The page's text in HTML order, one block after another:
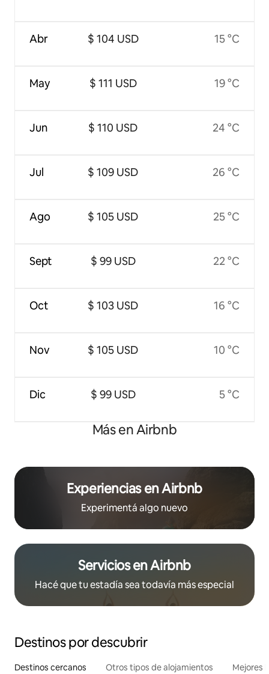
Abr
May
Jun
Jul
Ago
Sept
Oct
Nov
Dic
$ 104 USD
$ 111 USD
$ 110 USD
$ 109 USD
$ 105 USD
$ 99 USD
$ 103 USD
$ 105 USD
$ 99 USD
15 °C
19 °C
24 °C
26 °C
25 °C
22 °C
16 °C
10 °C
5 °C
Más en Airbnb
Experiencias en Airbnb
Experimentá algo nuevo
Servicios en Airbnb
Hacé que tu estadía sea todavía más especial
Destinos por descubrir
Destinos cercanos Otros tipos de alojamientos Mejores